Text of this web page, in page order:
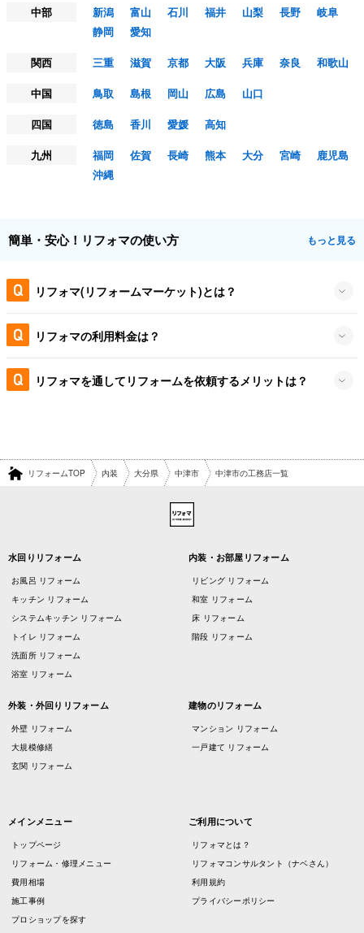
中部
新潟 富山 石川 福井 山梨 長野
岐阜
静岡
愛知
関西
三重 滋賀 京都 大阪 兵庫 奈良
和歌山
中国
鳥取 島根 岡山 広島
山口
四国
徳島 香川 愛媛
高知
九州
福岡 佐賀 長崎 熊本 大分 宮崎
鹿児島
沖縄
簡単・安心！リフォマの使い方 もっと見る
リフォマ(リフォームマーケット)とは？
リフォマの利用料金は？
リフォマを通してリフォームを依頼するメリットは？
リフォームTOP 内装 大分県 中津市 中津市の工務店一覧
水回りリフォーム
お風呂 リフォーム
キッチン リフォーム
システムキッチン リフォーム
トイレ リフォーム
洗面所 リフォーム
浴室 リフォーム
内装・お部屋リフォーム
リビング リフォーム
和室 リフォーム
床 リフォーム
階段 リフォーム
外装・外回りリフォーム
外壁 リフォーム
大規模修繕
玄関 リフォーム
建物のリフォーム
マンション リフォーム
一戸建て リフォーム
メインメニュー
トップページ
リフォーム・修理メニュー
費用相場
施工事例
プロショップを探す
ご利用について
リフォマとは？
リフォマコンサルタント（ナベさん）
利用規約
プライバシーポリシー